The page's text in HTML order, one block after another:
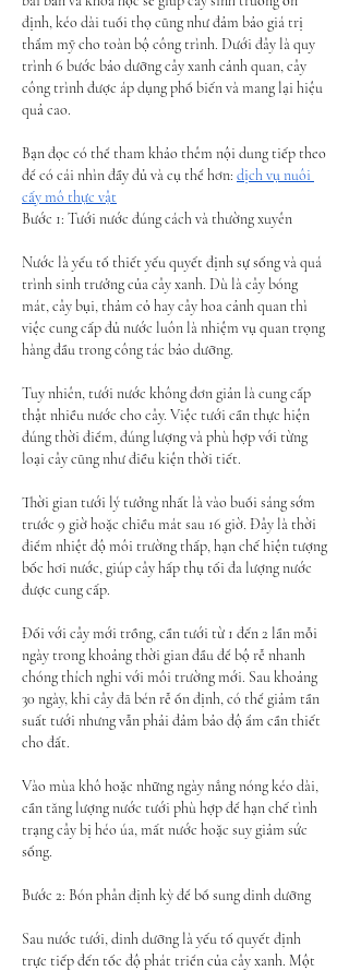
định, kéo dài tuổi thọ cũng như đảm bảo giá trị
thẩm mỹ cho toàn bộ công trình. Dưới đây là quy
trình 6 bước bảo dưỡng cây xanh cảnh quan, cây
công trình được áp dụng phổ biến và mang lại hiệu
quả cao.
Bạn đọc có thể tham khảo thêm nội dung tiếp theo
để có cái nhìn đầy đủ và cụ thể hơn: dịch vụ nuôi
cấy mô thực vật
Bước 1: Tưới nước đúng cách và thường xuyên
Nước là yếu tố thiết yếu quyết định sự sống và quá
trình sinh trưởng của cây xanh. Dù là cây bóng
mát, cây bụi, thảm cỏ hay cây hoa cảnh quan thì
việc cung cấp đủ nước luôn là nhiệm vụ quan trọng
hàng đầu trong công tác bảo dưỡng.
Tuy nhiên, tưới nước không đơn giản là cung cấp
thật nhiều nước cho cây. Việc tưới cần thực hiện
đúng thời điểm, đúng lượng và phù hợp với từng
loại cây cũng như điều kiện thời tiết.
Thời gian tưới lý tưởng nhất là vào buổi sáng sớm
trước 9 giờ hoặc chiều mát sau 16 giờ. Đây là thời
điểm nhiệt độ môi trường thấp, hạn chế hiện tượng
bốc hơi nước, giúp cây hấp thụ tối đa lượng nước
được cung cấp.
Đối với cây mới trồng, cần tưới từ 1 đến 2 lần mỗi
ngày trong khoảng thời gian đầu để bộ rễ nhanh
chóng thích nghi với môi trường mới. Sau khoảng
30 ngày, khi cây đã bén rễ ổn định, có thể giảm tần
suất tưới nhưng vẫn phải đảm bảo độ ẩm cần thiết
cho đất.
Vào mùa khô hoặc những ngày nắng nóng kéo dài,
cần tăng lượng nước tưới phù hợp để hạn chế tình
trạng cây bị héo úa, mất nước hoặc suy giảm sức
sống.
Bước 2: Bón phân định kỳ để bổ sung dinh dưỡng
Sau nước tưới, dinh dưỡng là yếu tố quyết định
trực tiếp đến tốc độ phát triển của cây xanh. Một